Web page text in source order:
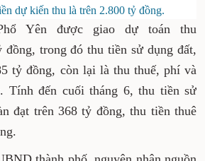
dự kiến thu là trên 2.800 tỷ đồng.
Yên được giao dự toán thu
trong đó thu tiền sử dụng đất,
tỷ đồng, còn lại là thu thuế, phí và
Tính đến cuối tháng 6, thu tiền sử
đạt trên 368 tỷ đồng, thu tiền thuê